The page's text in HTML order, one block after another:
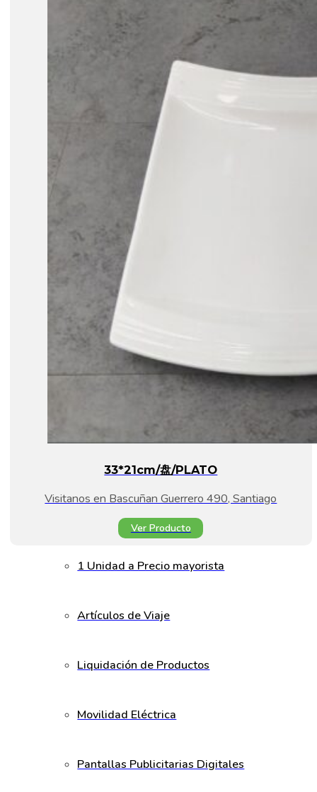
33*21cm/盘/PLATO
Visitanos en Bascuñan Guerrero 490, Santiago
Ver Producto
1 Unidad a Precio mayorista
Artículos de Viaje
Liquidación de Productos
Movilidad Eléctrica
Pantallas Publicitarias Digitales